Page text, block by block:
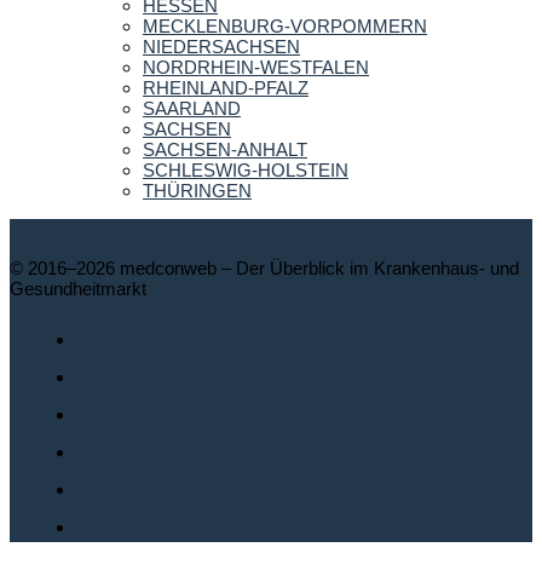
HESSEN
MECKLENBURG-VORPOMMERN
NIEDERSACHSEN
NORDRHEIN-WESTFALEN
RHEINLAND-PFALZ
SAARLAND
SACHSEN
SACHSEN-ANHALT
SCHLESWIG-HOLSTEIN
THÜRINGEN
© 2016–2026 medconweb – Der Überblick im Krankenhaus- und
Gesundheitmarkt